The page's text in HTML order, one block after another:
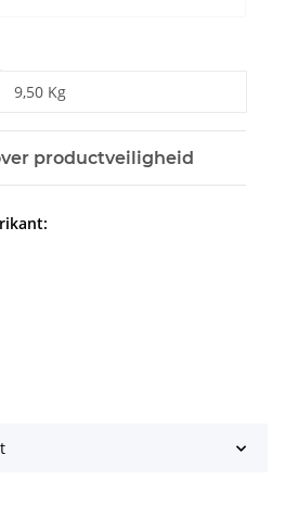
9,50 Kg
productveiligheid